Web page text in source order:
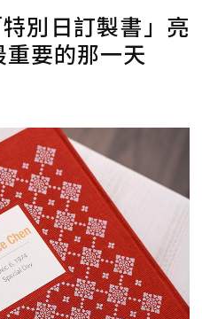
別日訂製書」亮
要的那一天